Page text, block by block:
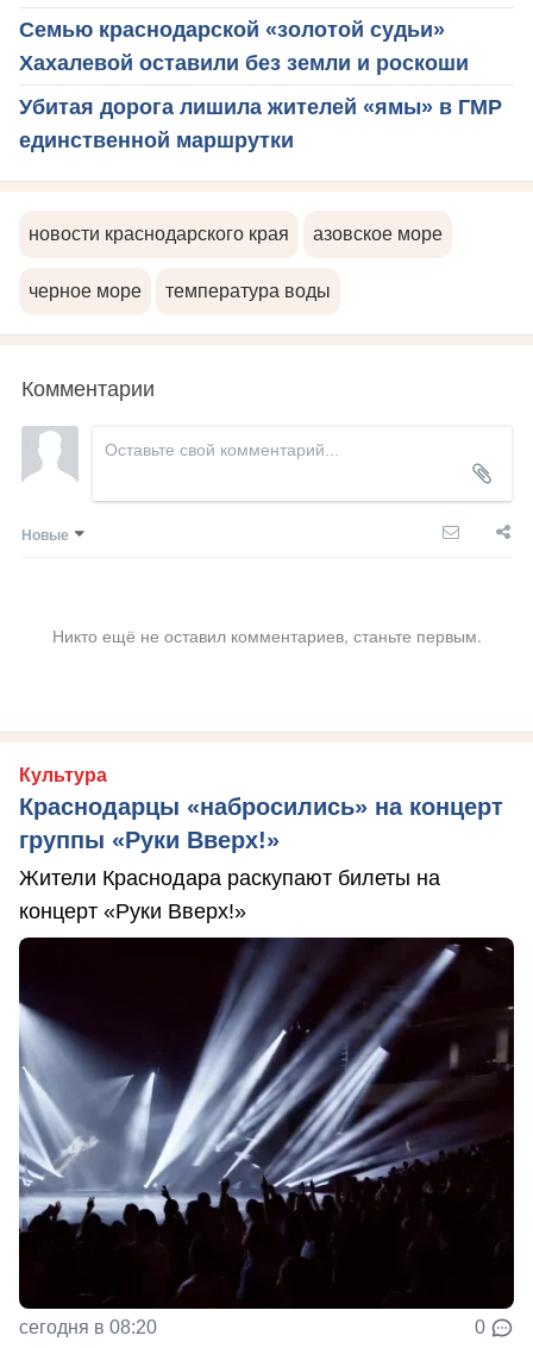
Семью краснодарской «золотой судьи»
Хахалевой оставили без земли и роскоши
Убитая дорога лишила жителей «ямы» в ГМР
единственной маршрутки
новости краснодарского края азовское море
черное море температура воды
Комментарии
Новые
Никто ещё не оставил комментариев, станьте первым.
Культура
Краснодарцы «набросились» на концерт
группы «Руки Вверх!»
Жители Краснодара раскупают билеты на
концерт «Руки Вверх!»
сегодня в 08:20 0